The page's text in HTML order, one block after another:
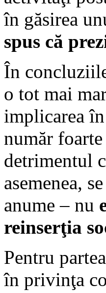
în găsirea
spus că
În
o tot mai
implicarea
număr
detrimentul
asemenea,
anume – nu
reinserţia
Pentru
în privinţa